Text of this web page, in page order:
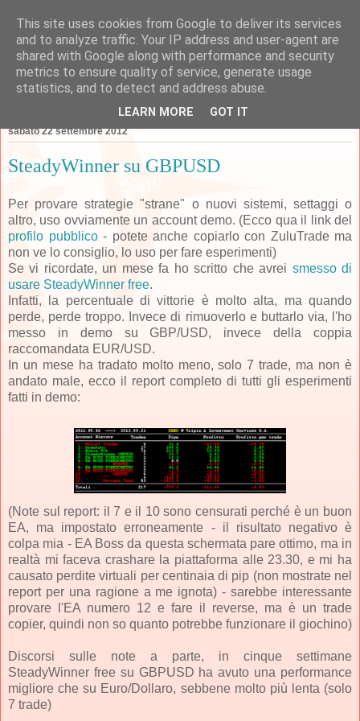
Forexperimenti
sabato 22 settembre 2012
SteadyWinner su GBPUSD
Per provare strategie "strane" o nuovi sistemi, settaggi o
altro, uso ovviamente un account demo. (Ecco qua il link del
profilo pubblico- potete anche copiarlo con ZuluTrade ma
non ve lo consiglio, lo uso per fare esperimenti)
Se vi ricordate, un mese fa ho scritto che avrei smesso di
usare SteadyWinner free.
Infatti, la percentuale di vittorie è molto alta, ma quando
perde, perde troppo. Invece di rimuoverlo e buttarlo via, l'ho
messo in demo su GBP/USD, invece della coppia
raccomandata EUR/USD.
In un mese ha tradato molto meno, solo 7 trade, ma non è
andato male, ecco il report completo di tutti gli esperimenti
fatti in demo:
(Note sul report: il 7 e il 10 sono censurati perché è un buon
EA, ma impostato erroneamente - il risultato negativo è
colpa mia - EA Boss da questa schermata pare ottimo, ma in
realtà mi faceva crashare la piattaforma alle 23.30, e mi ha
causato perdite virtuali per centinaia di pip (non mostrate nel
report per una ragione a me ignota) - sarebbe interessante
provare l'EA numero 12 e fare il reverse, ma è un trade
copier, quindi non so quanto potrebbe funzionare il giochino)
Discorsi sulle note a parte, in cinque settimane
SteadyWinner free su GBPUSD ha avuto una performance
migliore che su Euro/Dollaro, sebbene molto più lenta (solo
7 trade)
This site uses cookies from Google to deliver its services
and to analyze traffic. Your IP address and user-agent are
shared with Google along with performance and security
metrics to ensure quality of service, generate usage
statistics, and to detect and address abuse.
LEARN MORE GOT IT